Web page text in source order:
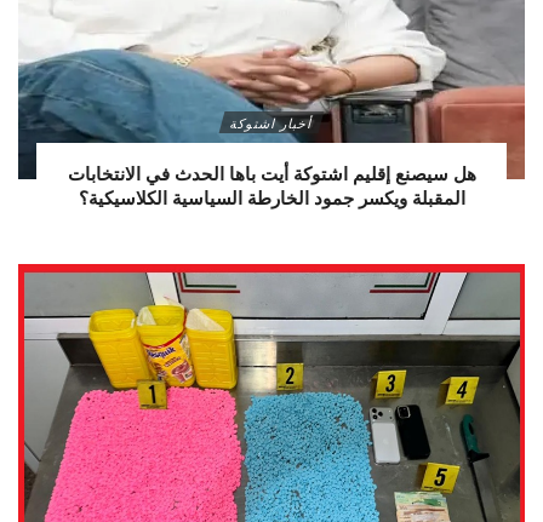
أخبار اشتوكة
هل سيصنع إقليم اشتوكة أيت باها الحدث في الانتخابات
المقبلة ويكسر جمود الخارطة السياسية الكلاسيكية؟